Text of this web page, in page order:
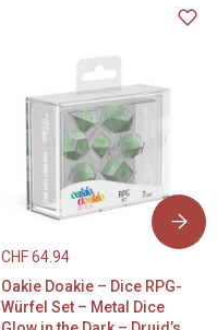
CHF64.94
Oakie Doakie – Dice RPG-
Würfel Set – Metal Dice